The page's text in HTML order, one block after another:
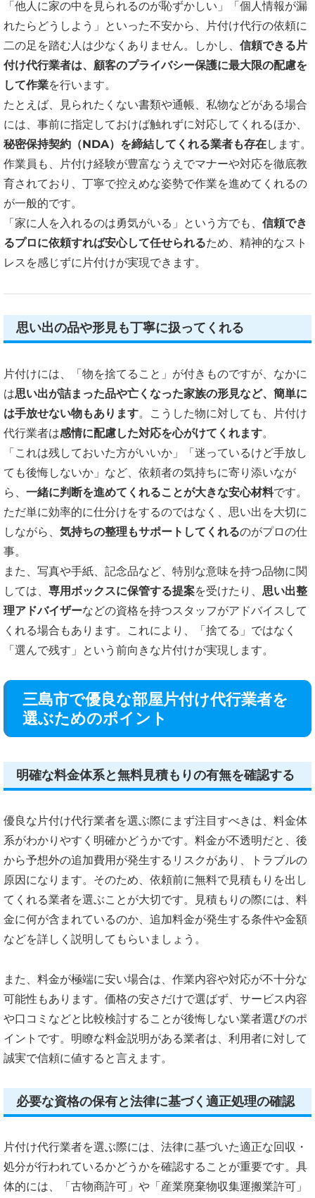
「他人に家の中を見られるのが恥ずかしい」「個人情報が漏
れたらどうしよう」といった不安から、片付け代行の依頼に
二の足を踏む人は少なくありません。しかし、 信頼できる片
付け代行業者は、顧客のプライバシー保護に最大限の配慮を
して作業を行います。
たとえば、見られたくない書類や通帳、私物などがある場合
には、事前に指定しておけば触れずに対応してくれるほか、
秘密保持契約（NDA）を締結してくれる業者も存在します。
作業員も、片付け経験が豊富なうえでマナーや対応を徹底教
育されており、丁寧で控えめな姿勢で作業を進めてくれるの
が一般的です。
「家に人を入れるのは勇気がいる」という方でも、 信頼でき
るプロに依頼すれば安心して任せられるため、精神的なスト
レスを感じずに片付けが実現できます。
思い出の品や形見も丁寧に扱ってくれる
片付けには、「物を捨てること」が付きものですが、なかに
は思い出が詰まった品や亡くなった家族の形見など、簡単に
は手放せない物もあります。こうした物に対しても、片付け
代行業者は感情に配慮した対応を心がけてくれます。
「これは残しておいた方がいいか」「迷っているけど手放し
ても後悔しないか」など、依頼者の気持ちに寄り添いなが
ら、 一緒に判断を進めてくれることが大きな安心材料です。
ただ単に効率的に仕分けをするのではなく、思い出を大切に
しながら、 気持ちの整理もサポートしてくれるのがプロの仕
事。
また、写真や手紙、記念品など、特別な意味を持つ品物に関
しては、 専用ボックスに保管する提案を受けたり、 思い出整
理アドバイザーなどの資格を持つスタッフがアドバイスして
くれる場合もあります。これにより、「捨てる」ではなく
「選んで残す」という前向きな片付けが実現します。
三島市で優良な部屋片付け代行業者を
選ぶためのポイント
明確な料金体系と無料見積もりの有無を確認する
優良な片付け代行業者を選ぶ際にまず注目すべきは、料金体
系がわかりやすく明確かどうかです。料金が不透明だと、後
から予想外の追加費用が発生するリスクがあり、トラブルの
原因になります。そのため、依頼前に無料で見積もりを出し
てくれる業者を選ぶことが大切です。見積もりの際には、料
金に何が含まれているのか、追加料金が発生する条件や金額
などを詳しく説明してもらいましょう。
また、料金が極端に安い場合は、作業内容や対応が不十分な
可能性もあります。価格の安さだけで選ばず、サービス内容
や口コミなどと比較検討することが後悔しない業者選びのポ
イントです。明瞭な料金説明がある業者は、利用者に対して
誠実で信頼に値すると言えます。
必要な資格の保有と法律に基づく適正処理の確認
片付け代行業者を選ぶ際には、法律に基づいた適正な回収・
処分が行われているかどうかを確認することが重要です。具
体的には、「古物商許可」や「産業廃棄物収集運搬業許可」